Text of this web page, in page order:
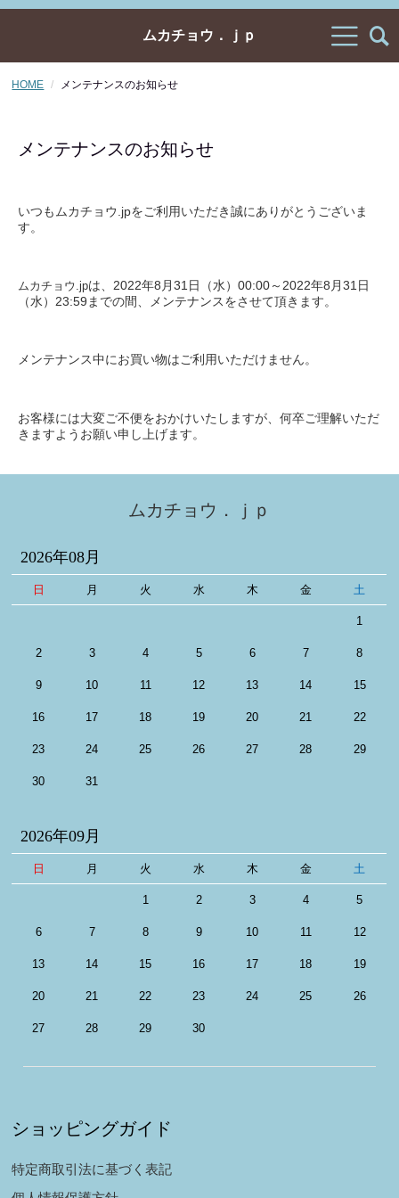
ムカチョウ．ｊｐ
HOME メンテナンスのお知らせ
メンテナンスのお知らせ
いつもムカチョウ.jpをご利用いただき誠にありがとうございま
す。
ムカチョウ.jpは、 2022年8 月31 日（水） 00:00～ 2022年8 月31 日
（水） 23:59 までの間、メンテナンスをさせて頂きます。
メンテナンス中にお買い物はご利用いただけません。
お客様には大変ご不便をおかけいたしますが、何卒ご理解いただ
きますようお願い申し上げます。
ムカチョウ．ｊｐ
2026年08月
日 月 火 水 木 金 土
1
2 3 4 5 6 7 8
9 10 11 12 13 14 15
16 17 18 19 20 21 22
23 24 25 26 27 28 29
30 31
2026年09月
日 月 火 水 木 金 土
1 2 3 4 5
6 7 8 9 10 11 12
13 14 15 16 17 18 19
20 21 22 23 24 25 26
27 28 29 30
ショッピングガイド
特定商取引法に基づく表記